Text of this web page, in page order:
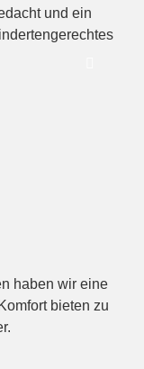
und ein
haben wir eine
bieten zu